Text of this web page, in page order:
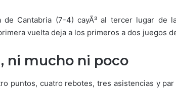
de Cantabria (7-4) cayÃ³ al tercer lugar
vuelta deja a los primeros a dos juegos
ni mucho ni poco
puntos, cuatro rebotes, tres asistencias y